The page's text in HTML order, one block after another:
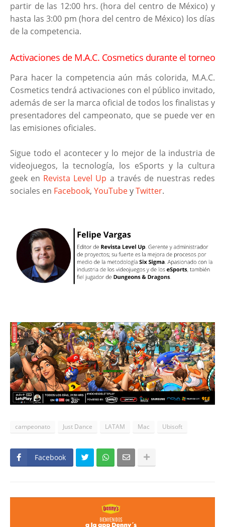
partir de las 12:00 hrs. (hora del centro de México) y
hasta las 3:00 pm (hora del centro de México) los días
de la competencia.
Activaciones de M.A.C. Cosmetics durante el torneo
Para hacer la competencia aún más colorida, M.A.C.
Cosmetics tendrá activaciones con el público invitado,
además de ser la marca oficial de todos los finalistas y
presentadores del campeonato, que se puede ver en
las emisiones oficiales.
Sigue todo el acontecer y lo mejor de la industria de
videojuegos, la tecnología, los eSports y la cultura
geek en Revista Level Up a través de nuestras redes
sociales en Facebook, YouTubeyTwitter.
campeonato Just Dance LATAM Mac Ubisoft
Facebook